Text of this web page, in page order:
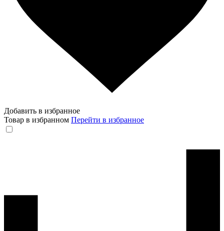
Добавить в избранное
Товар в избранном Перейти в избранное